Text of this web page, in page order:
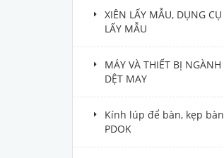
XIÊN LẤY MẪU, DỤNG CỤ
LẤY MẪU
MÁY VÀ THIẾT BỊ NGÀNH
DỆT MAY
Kính lúp để bàn, kẹp bàn
PDOK